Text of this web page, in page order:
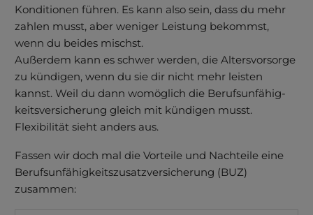
Konditionen führen. Es kann also sein, dass du mehr
zahlen musst, aber weniger Leistung bekommst,
wenn du beides mischst.
Außerdem kann es schwer werden, die Altersvorsorge
zu kündigen, wenn du sie dir nicht mehr leisten
kannst. Weil du dann womöglich die Berufs­unfähig­
keits­versicherung gleich mit kündigen musst.
Flexibilität sieht anders aus.
Fassen wir doch mal die Vorteile und Nachteile eine
Berufsunfähigkeitszusatzversicherung (BUZ)
zusammen: